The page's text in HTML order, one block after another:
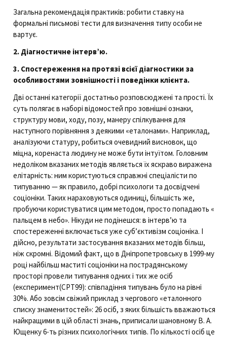
Загальна рекомендація практиків: робити ставку на
формальні письмові тести для визначення типу особи не
вартує.
2. Діагностичне інтерв’ю.
3. Спостереження на протязі всієї діагностики за
особливостями зовнішності і поведінки клієнта.
Дві останні категорії достатньо розповсюджені та прості. Їх
суть полягає в наборі відомостей про зовнішні ознаки,
структуру мови, ходу, позу, манеру спілкування для
наступного порівняння з деякими «еталонами». Наприклад,
аналізуючи статуру, робиться очевидний висновок, що
міцна, коренаста людину не може бути інтуїтом. Головним
недоліком вказаних методів являється їх яскраво виражена
елітарність: ним користуються справжні спеціалісти по
типуванню — як правило, добрі психологи та досвідчені
соціоніки. Таких нараховуються одиниці, більшість же,
пробуючи користуватися цим методом, просто попадають «
пальцем в небо». Нікуди не подінешся: в інтерв’ю та
спостереженні включається уже суб’єктивізм соціоніка. І
дійсно, результати застосування вказаних методів більш,
ніж скромні. Відомий факт, що в Дніпропетровську в 1999-му
році найбільш маститі соціоніки на пострадянському
просторі провели типування одних і тих же осіб
(експеримент(СРТ99): співпадіння типувань було на рівні
30%. Або зовсім свіжий приклад з чергового «еталонного
списку знаменитостей»: 26 осіб, з яких більшість вважаються
найкращими в цій області знань, приписали шановному В. А.
Ющенку 6-ть різних психологічних типів. По кількості осіб це